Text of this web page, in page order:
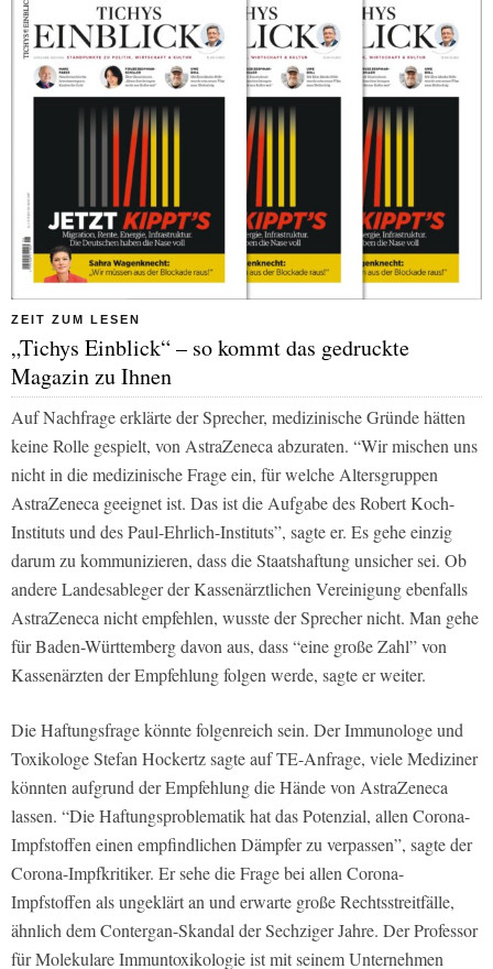
ZEIT ZUM LESEN
„Tichys Einblick“ – so kommt das gedruckte
Magazin zu Ihnen
Auf Nachfrage erklärte der Sprecher, medizinische Gründe hätten
keine Rolle gespielt, von AstraZeneca abzuraten. “Wir mischen uns
nicht in die medizinische Frage ein, für welche Altersgruppen
AstraZeneca geeignet ist. Das ist die Aufgabe des Robert Koch-
Instituts und des Paul-Ehrlich-Instituts”, sagte er. Es gehe einzig
darum zu kommunizieren, dass die Staatshaftung unsicher sei. Ob
andere Landesableger der Kassenärztlichen Vereinigung ebenfalls
AstraZeneca nicht empfehlen, wusste der Sprecher nicht. Man gehe
für Baden-Württemberg davon aus, dass “eine große Zahl” von
Kassenärzten der Empfehlung folgen werde, sagte er weiter.
Die Haftungsfrage könnte folgenreich sein. Der Immunologe und
Toxikologe Stefan Hockertz sagte auf TE-Anfrage, viele Mediziner
könnten aufgrund der Empfehlung die Hände von AstraZeneca
lassen. “Die Haftungsproblematik hat das Potenzial, allen Corona-
Impfstoffen einen empfindlichen Dämpfer zu verpassen”, sagte der
Corona-Impfkritiker. Er sehe die Frage bei allen Corona-
Impfstoffen als ungeklärt an und erwarte große Rechtsstreitfälle,
ähnlich dem Contergan-Skandal der Sechziger Jahre. Der Professor
für Molekulare Immuntoxikologie ist mit seinem Unternehmen